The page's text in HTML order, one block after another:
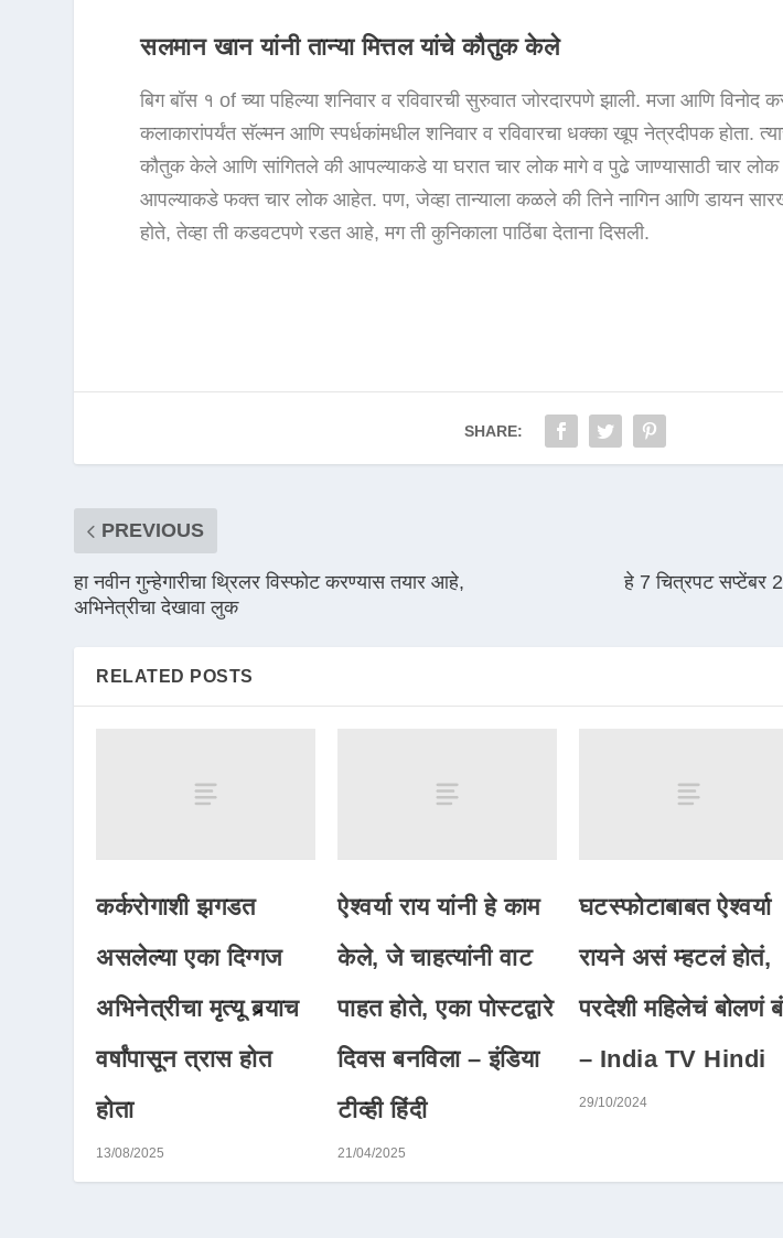
सलमान खान यांनी तान्या मित्तल यांचे कौतुक केले
बिग बॉस १ of च्या पहिल्या शनिवार व रविवारची सुरुवात जोरदारपणे झाली. मजा आणि विनोद
कलाकारांपर्यंत सॅल्मन आणि स्पर्धकांमधील शनिवार व रविवारचा धक्का खूप नेत्रदीपक होता.
कौतुक केले आणि सांगितले की आपल्याकडे या घरात चार लोक मागे व पुढे जाण्यासाठी चार लोक
आपल्याकडे फक्त चार लोक आहेत. पण, जेव्हा तान्याला कळले की तिने नागिन आणि डायन
होते, तेव्हा ती कडवटपणे रडत आहे, मग ती कुनिकाला पाठिंबा देताना दिसली.
SHARE:
PREVIOUS
हा नवीन गुन्हेगारीचा थ्रिलर विस्फोट करण्यास तयार आहे,
अभिनेत्रीचा देखावा लुक
हे 7 चित्रपट सप्टेंबर
RELATED POSTS
कर्करोगाशी झगडत
असलेल्या एका दिग्गज
अभिनेत्रीचा मृत्यू बर्‍याच
वर्षांपासून त्रास होत
होता
13/08/2025
ऐश्वर्या राय यांनी हे काम
केले, जे चाहत्यांनी वाट
पाहत होते, एका पोस्टद्वारे
दिवस बनविला – इंडिया
टीव्ही हिंदी
21/04/2025
घटस्फोटाबाबत ऐश्वर्या
रायने असं म्हटलं होतं,
परदेशी महिलेचं बोलणं
– India TV Hindi
29/10/2024